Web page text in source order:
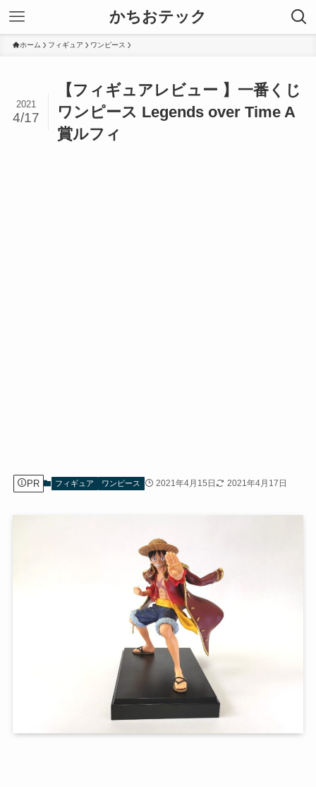
かちおテック
ホーム フィギュア ワンピース
【フィギュアレビュー 】一番くじ
ワンピース Legends over Time A
賞ルフィ
2021
4/17
PR フィギュア ワンピース 2021年4月15日 2021年4月17日